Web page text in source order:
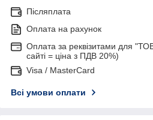
Післяплата
Оплата на рахунок
Оплата за реквізитами для
сайті = ціна з ПДВ 20%)
Visa / MasterCard
Всі умови оплати